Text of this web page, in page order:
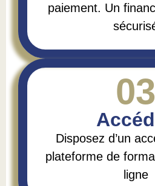
paiement. Un
03
Disposez d’un
plateforme de
ligne